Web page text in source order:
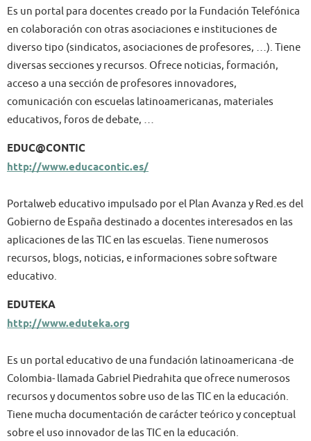
Es un portal para docentes creado por la Fundación Telefónica
en colaboración con otras asociaciones e instituciones de
diverso tipo (sindicatos, asociaciones de profesores, …). Tiene
diversas secciones y recursos. Ofrece noticias, formación,
acceso a una sección de profesores innovadores,
comunicación con escuelas latinoamericanas, materiales
educativos, foros de debate, …
EDUC@CONTIC
http://www.educacontic.es/
Portalweb educativo impulsado por el Plan Avanza y Red.es del
Gobierno de España destinado a docentes interesados en las
aplicaciones de las TIC en las escuelas. Tiene numerosos
recursos, blogs, noticias, e informaciones sobre software
educativo.
EDUTEKA
http://www.eduteka.org
Es un portal educativo de una fundación latinoamericana -de
Colombia- llamada Gabriel Piedrahita que ofrece numerosos
recursos y documentos sobre uso de las TIC en la educación.
Tiene mucha documentación de carácter teórico y conceptual
sobre el uso innovador de las TIC en la educación.